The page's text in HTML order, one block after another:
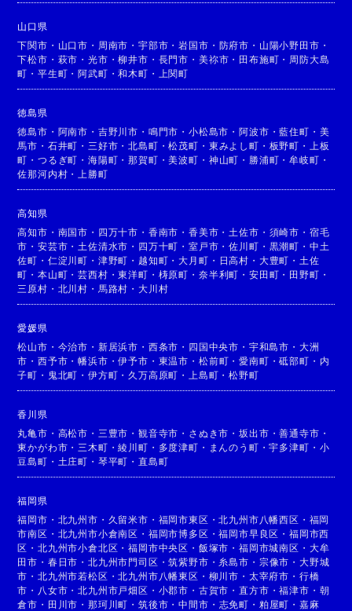
山口県
下関市 ・ 山口市 ・ 周南市 ・宇部市 ・岩国市 ・ 防府市 ・ 山陽小野田市 ・
下松市 ・ 萩市 ・光市 ・柳井市 ・ 長門市 ・ 美祢市 ・ 田布施町 ・ 周防大島
町 ・平生町 ・阿武町 ・和木町 ・ 上関町
徳島県
徳島市 ・ 阿南市 ・ 吉野川市 ・ 鳴門市 ・小松島市 ・阿波市 ・藍住町 ・ 美
馬市 ・ 石井町 ・ 三好市 ・北島町 ・松茂町 ・ 東みよし町 ・ 板野町 ・
上板
町 ・つるぎ町 ・海陽町 ・那賀町 ・美波町 ・ 神山町 ・ 勝浦町 ・牟岐町 ・
佐那河内村 ・ 上勝町
高知県
高知市 ・ 南国市 ・ 四万十市 ・ 香南市 ・香美市 ・ 土佐市 ・ 須崎市 ・ 宿毛
市 ・安芸市 ・ 土佐清水市 ・ 四万十町 ・室戸市 ・佐川町 ・ 黒潮町 ・ 中土
佐町 ・ 仁淀川町 ・ 津野町 ・ 越知町 ・大月町 ・ 日高村 ・ 大豊町 ・ 土佐
町 ・本山町 ・芸西村 ・東洋町 ・ 梼原町 ・ 奈半利町 ・ 安田町 ・ 田野町 ・
三原村 ・ 北川村 ・ 馬路村 ・大川村
愛媛県
松山市 ・ 今治市 ・ 新居浜市 ・ 西条市 ・ 四国中央市 ・ 宇和島市 ・ 大洲
市 ・西予市 ・幡浜市 ・伊予市 ・ 東温市 ・ 松前町 ・愛南町 ・砥部町 ・ 内
子町 ・ 鬼北町 ・伊方町 ・ 久万高原町 ・ 上島町 ・松野町
香川県
丸亀市 ・ 高松市 ・ 三豊市 ・観音寺市 ・ さぬき市 ・坂出市 ・善通寺市 ・
東かがわ市 ・ 三木町 ・綾川町 ・ 多度津町 ・ まんのう町 ・宇多津町 ・ 小
豆島町 ・ 土庄町 ・ 琴平町 ・直島町
福岡県
福岡市 ・ 北九州市 ・ 久留米市 ・ 福岡市東区 ・北九州市八幡西区 ・ 福岡
市南区 ・ 北九州市小倉南区 ・ 福岡市博多区 ・福岡市早良区 ・福岡市西
区 ・北九州市小倉北区 ・福岡市中央区 ・ 飯塚市 ・福岡市城南区 ・ 大牟
田市 ・ 春日市 ・北九州市門司区 ・筑紫野市 ・ 糸島市 ・ 宗像市 ・ 大野城
市 ・北九州市若松区 ・北九州市八幡東区 ・ 柳川市 ・ 太宰府市 ・ 行橋
市 ・ 八女市 ・北九州市戸畑区 ・ 小郡市 ・ 古賀市 ・直方市 ・福津市 ・ 朝
倉市 ・ 田川市 ・那珂川町 ・筑後市 ・中間市 ・ 志免町 ・ 粕屋町 ・ 嘉麻